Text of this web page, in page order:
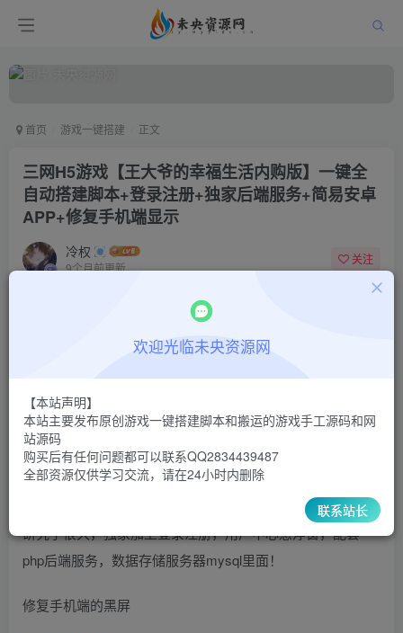
首页 游戏一键搭建 正文
三网H5游戏【王大爷的幸福生活内购版】一键全
自动搭建脚本+登录注册+独家后端服务+简易安卓
APP+修复手机端显示
冷权
9个月前更新
关注
￥9.9 ￥ 30
研究了很久，独家加上登录注册，用户中心悬浮窗，配套
php后端服务，数据存储服务器mysql里面！
修复手机端的黑屏
欢迎光临未央资源网
【本站声明】
本站主要发布原创游戏一键搭建脚本和搬运的游戏手工源码和网
站源码
购买后有任何问题都可以联系QQ2834439487
全部资源仅供学习交流，请在24小时内删除
联系站长